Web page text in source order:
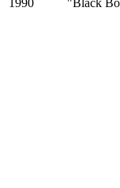
1990 "Black